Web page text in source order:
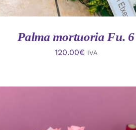
Palma mortuoria Fu. 6
120.00€ IVA